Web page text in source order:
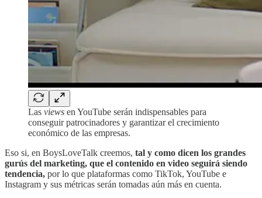
Las views en YouTube serán indispensables para
conseguir patrocinadores y garantizar el crecimiento
económico de las empresas.
Eso si, en BoysLoveTalk creemos, tal y como dicen los grandes
gurús del marketing, que el contenido en video seguirá siendo
tendencia, por lo que plataformas como TikTok, YouTube e
Instagram y sus métricas serán tomadas aún más en cuenta.